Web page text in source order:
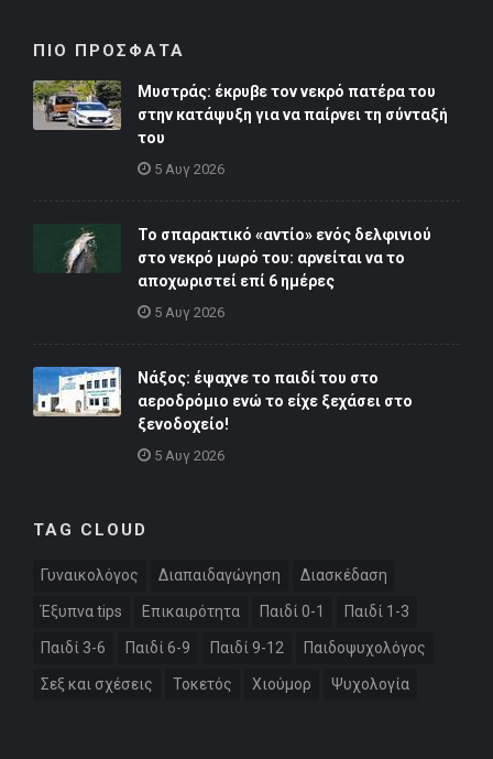
ΠΙΟ ΠΡΟΣΦΑΤΑ
Μυστράς: έκρυβε τον νεκρό πατέρα του
στην κατάψυξη για να παίρνει τη σύνταξή
του
5 Αυγ 2026
Το σπαρακτικό «αντίο» ενός δελφινιού
στο νεκρό μωρό του: αρνείται να το
αποχωριστεί επί 6 ημέρες
5 Αυγ 2026
Νάξος: έψαχνε το παιδί του στο
αεροδρόμιο ενώ το είχε ξεχάσει στο
ξενοδοχείο!
5 Αυγ 2026
TAG CLOUD
Γυναικολόγος Διαπαιδαγώγηση Διασκέδαση
Έξυπνα tips Επικαιρότητα Παιδί 0-1 Παιδί 1-3
Παιδί 3-6 Παιδί 6-9 Παιδί 9-12 Παιδοψυχολόγος
Σεξ και σχέσεις Τοκετός Χιούμορ Ψυχολογία